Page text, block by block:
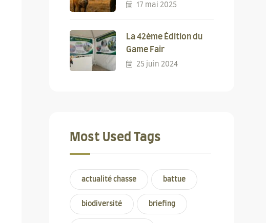
17 mai 2025
La 42ème Édition du
Game Fair
25 juin 2024
Most Used Tags
actualité chasse battue
biodiversité briefing